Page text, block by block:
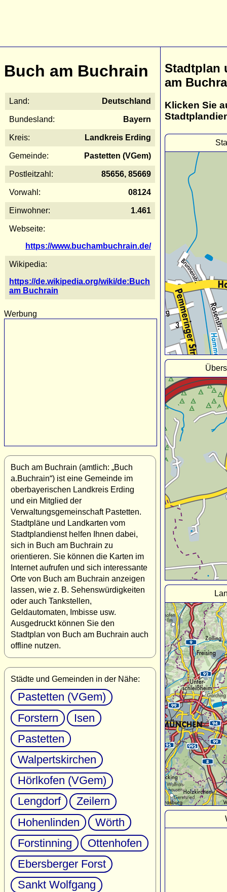
Buch am Buchrain
Land: Deutschland
Bundesland: Bayern
Kreis: Landkreis Erding
Gemeinde: Pastetten (VGem)
Postleitzahl: 85656, 85669
Vorwahl: 08124
Einwohner: 1.461
Webseite:
https://www.buchambuchrain.de/
Wikipedia:
https://de.wikipedia.org/wiki/de:Buch
am Buchrain
Werbung
Buch am Buchrain (amtlich: „Buch
a.Buchrain“) ist eine Gemeinde im
oberbayerischen Landkreis Erding
und ein Mitglied der
Verwaltungsgemeinschaft Pastetten.
Stadtpläne und Landkarten vom
Stadtplandienst helfen Ihnen dabei,
sich in Buch am Buchrain zu
orientieren. Sie können die Karten im
Internet aufrufen und sich interessante
Orte von Buch am Buchrain anzeigen
lassen, wie z. B. Sehenswürdigkeiten
oder auch Tankstellen,
Geldautomaten, Imbisse usw.
Ausgedruckt können Sie den
Stadtplan von Buch am Buchrain auch
offline nutzen.
Städte und Gemeinden in der Nähe:
Pastetten (VGem)
Forstern
Isen
Pastetten
Walpertskirchen
Hörlkofen (VGem)
Lengdorf
Zeilern
Hohenlinden
Wörth
Forstinning
Ottenhofen
Ebersberger Forst
Sankt Wolfgang
Stadtplan
am
Klicken Sie